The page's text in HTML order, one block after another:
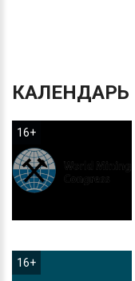
КАЛЕНДАРЬ
16+
16+